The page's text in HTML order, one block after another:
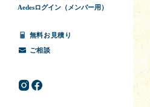
Aedesログイン（メンバー用）
無料お見積り
ご相談